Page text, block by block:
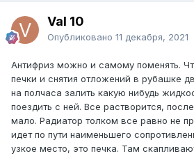
Val 10
Опубликовано 11 декабря, 2021
Антифриз можно и самому поменять.
печки и снятия отложений в рубашке
на полчаса залить какую нибудь
поездить с ней. Все растворится,
мало. Радиатор толком все равно не
идет по пути наименьшего
узкое место, это печка. Там